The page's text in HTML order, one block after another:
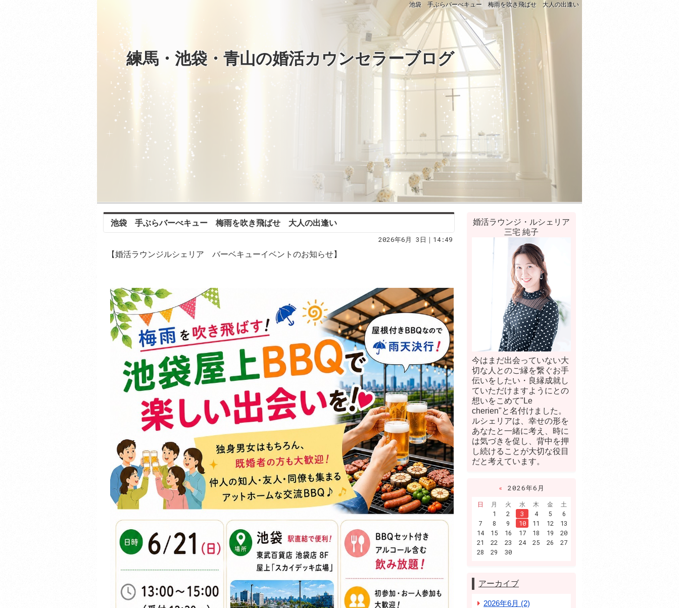
池袋 手ぶらバーべキュー 梅雨を吹き飛ばせ 大人の出逢い
練馬・池袋・青山の婚活カウンセラーブログ
池袋 手ぶらバーべキュー 梅雨を吹き飛ばせ 大人の出逢い
2026年6月 3日｜14:49
【婚活ラウンジルシェリア バーベキューイベントのお知らせ】
婚活ラウンジ・ルシェリア
三宅 純子
今はまだ出会っていない大
切な人とのご縁を繋ぐお手
伝いをしたい・良縁成就し
ていただけますようにとの
想いをこめて"Le
cherien"と名付けました。
ルシェリアは、幸せの形を
あなたと一緒に考え、時に
は気づきを促し、背中を押
し続けることが大切な役目
だと考えています。
« 2026年6月
日
月 火 水 木 金
土
1
2 3 4 5
6
7
8 9 10 11 12
13
14
15 16 17 18 19
20
21
22 23 24 25 26
27
28
29 30
アーカイブ
2026年6月 (2)